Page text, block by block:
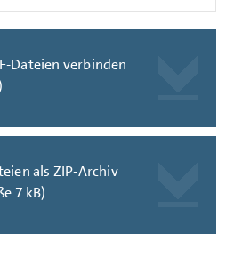
Dateien verbinden
als ZIP-Archiv
7 kB)